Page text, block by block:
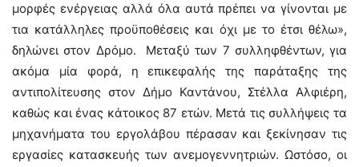
μορφές ενέργειας αλλά όλα αυτά πρέπει να γίνονται με
τια κατάλληλες προϋποθέσεις και όχι με το έτσι θέλω»,
δηλώνει στον Δρόμο. Μεταξύ των 7 συλληφθέντων, για
ακόμα μία φορά, η επικεφαλής της παράταξης της
αντιπολίτευσης στον Δήμο Καντάνου, Στέλλα Αλφιέρη,
καθώς και ένας κάτοικος 87 ετών. Μετά τις συλλήψεις τα
μηχανήματα του εργολάβου πέρασαν και ξεκίνησαν τις
εργασίες κατασκευής των ανεμογεννητριών. Ωστόσο, οι